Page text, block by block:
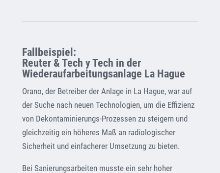
Fallbeispiel:
Reuter & Tech y Tech in der
Wiederaufarbeitungsanlage La Hague
Orano, der Betreiber der Anlage in La Hague, war auf
der Suche nach neuen Technologien, um die Effizienz
von Dekontaminierungs-Prozessen zu steigern und
gleichzeitig ein höheres Maß an radiologischer
Sicherheit und einfacherer Umsetzung zu bieten.
Bei Sanierungsarbeiten musste ein sehr hoher